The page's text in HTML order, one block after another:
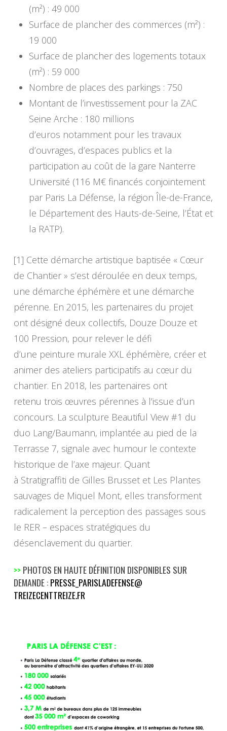
(m²) : 49 000
Surface de plancher des commerces (m²) :
19 000
Surface de plancher des logements totaux
(m²) : 59 000
Nombre de places des parkings : 750
Montant de l’investissement pour la ZAC
Seine Arche : 180 millions
d’euros notamment pour les travaux
d’ouvrages, d’espaces publics et la
participation au coût de la gare Nanterre
Université (116 M€ financés conjointement
par Paris La Défense, la région Île-de-France,
le Département des Hauts-de-Seine, l’État et
la RATP).
[1] Cette démarche artistique baptisée « Cœur
de Chantier » s’est déroulée en deux temps,
une démarche éphémère et une démarche
pérenne. En 2015, les partenaires du projet
ont désigné deux collectifs, Douze Douze et
100 Pression, pour relever le défi
d’une peinture murale XXL éphémère, créer et
animer des ateliers participatifs au cœur du
chantier. En 2018, les partenaires ont
retenu trois œuvres pérennes à l’issue d’un
concours. La sculpture Beautiful View #1 du
duo Lang/Baumann, implantée au pied de la
Terrasse 7, signale avec humour le contexte
historique de l’axe majeur. Quant
à Stratigraffiti de Gilles Brusset et Les Plantes
sauvages de Miquel Mont, elles transforment
radicalement la perception des passages sous
le RER – espaces stratégiques du
désenclavement du quartier.
>> PHOTOS EN HAUTE DÉFINITION DISPONIBLES SUR
DEMANDE :PRESSE_PARISLADEFENSE@
TREIZECENTTREIZE.FR